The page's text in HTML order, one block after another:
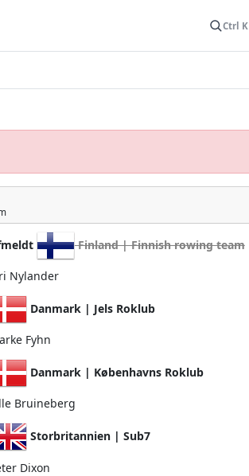
Ctrl K
Finland | Finnish rowing team
Nylander
Danmark | Jels Roklub
Fyhn
Danmark | Københavns Roklub
Bruineberg
Storbritannien | Sub7
Dixon